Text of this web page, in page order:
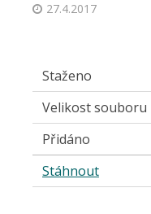
27.4.2017
Staženo
Velikost souboru
Přidáno
Stáhnout